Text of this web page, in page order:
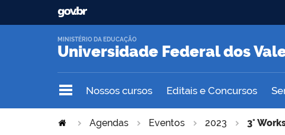
Universidade Federal dos
MINISTÉRIO DA EDUCAÇÃO
Nossos cursos Editais e Concursos
Agendas Eventos 2023 3°